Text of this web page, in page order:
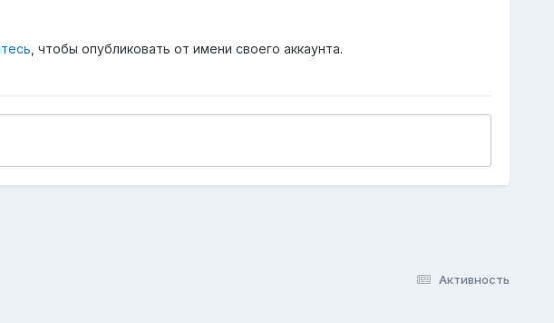
, чтобы опубликовать от имени своего аккаунта.
Активность